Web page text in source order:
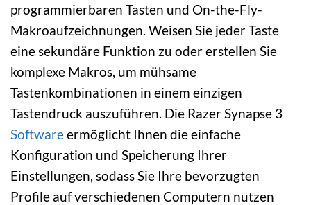
programmierbaren Tasten und On-the-Fly-
Makroaufzeichnungen. Weisen Sie jeder Taste
eine sekundäre Funktion zu oder erstellen Sie
komplexe Makros, um mühsame
Tastenkombinationen in einem einzigen
Tastendruck auszuführen. Die Razer Synapse 3
Softwareermöglicht Ihnen die einfache
Konfiguration und Speicherung Ihrer
Einstellungen, sodass Sie Ihre bevorzugten
Profile auf verschiedenen Computern nutzen